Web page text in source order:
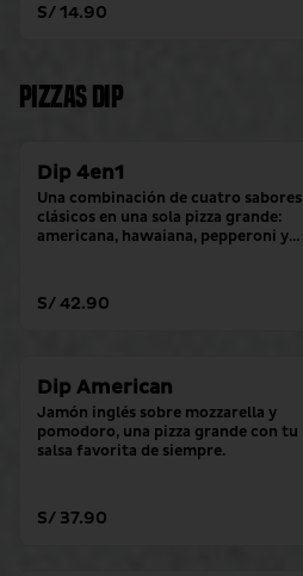
S/ 14.90
Pizzas Dip
Dip 4en1
Una combinación de cuatro sabores
clásicos en una sola pizza grande:
americana, hawaiana, pepperoni y
S/ 42.90
Dip American
Jamón inglés sobre mozzarella y
pomodoro, una pizza grande con tu
salsa favorita de siempre.
S/ 37.90